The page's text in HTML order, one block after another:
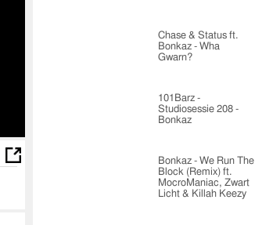
Chase & Status ft.
Bonkaz - Wha
Gwarn?
101Barz -
Studiosessie 208 -
Bonkaz
Bonkaz - We Run The
Block (Remix) ft.
MocroManiac, Zwart
Licht & Killah Keezy